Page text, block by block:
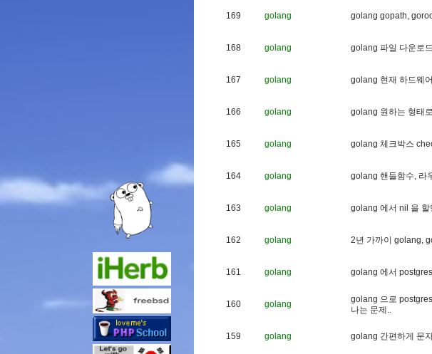
169 golang go ang gopath, goro
168 golang go ang 파일 다운로드
167 golang go ang 현재 하드웨 어
166 golang go ang 원하는 형태 로
165 golang go ang 체 크박스 che
164 golang go ang 핸들함수, 라
163 golang go ang 에 서 ni 을 할
162 golang 2년 가까이 go ang, g
161 golang go ang 에 서 postgres
160 golang go ang 으로 postgres
나는 문제 ..
159 golang go ang 간편하게 문